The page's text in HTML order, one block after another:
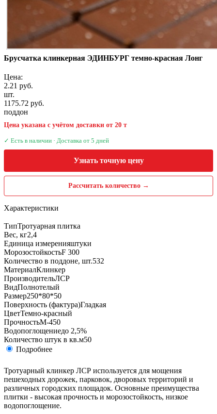
Брусчатка клинкерная ЭДИНБУРГ темно-красная Лонг
Цена:
2.21 руб.
шт.
1175.72 руб.
поддон
Цена указана с учётом доставки от 20 т
✓ Есть в наличии · Доставка от 5 дней
Узнать точную цену
Рассчитать количество →
Характеристики
ТипТротуарная плитка
Вес, кг2,4
Единица измеренияштуки
МорозостойкостьF 300
Количество в поддоне, шт.532
МатериалКлинкер
ПроизводительЛСР
ВидПолнотелый
Размер250*80*50
Поверхность (фактура)Гладкая
ЦветТемно-красный
ПрочностьМ-450
Водопоглощениедо 2,5%
Количество штук в кв.м50
Подробнее
Тротуарный клинкер ЛСР используется для мощения
пешеходных дорожек, парковок, дворовых территорий и
различных городских площадок. Основные преимущества
плитки - высокая прочность и морозостойкость, низкое
водопоглощение.